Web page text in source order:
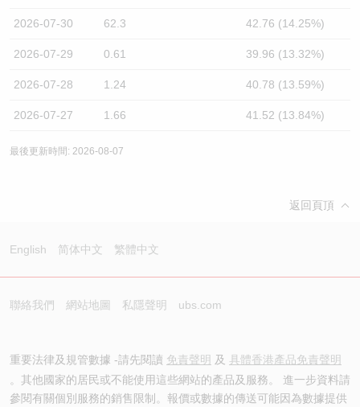
2026-07-30 62.3 42.76 (14.25%)
2026-07-29 0.61 39.96 (13.32%)
2026-07-28 1.24 40.78 (13.59%)
2026-07-27 1.66 41.52 (13.84%)
最後更新時間: 2026-08-07
返回頁頂
English 简体中文 繁體中文
聯絡我們 網站地圖 私隱聲明 ubs.com
重要法律及規管數據 -請先閱讀 免責聲明 及 具體香港產品免責聲明
。其他國家的居民或不能使用這些網站的產品及服務。 進一步資料請
參閱有關個別服務的銷售限制。報價或數據的傳送可能因為數據提供